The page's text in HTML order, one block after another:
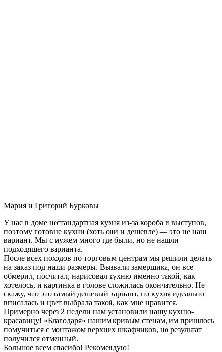
Мария и Григорий Бурковы
У нас в доме нестандартная кухня из-за короба и выступов,
поэтому готовые кухни (хоть они и дешевле) — это не наш
вариант. Мы с мужем много где были, но не нашли
подходящего варианта.
После всех походов по торговым центрам мы решили делать
на заказ под наши размеры. Вызвали замерщика, он все
обмерил, посчитал, нарисовал кухню именно такой, как
хотелось, и картинка в голове сложилась окончательно. Не
скажу, что это самый дешевый вариант, но кухня идеально
вписалась и цвет выбрала такой, как мне нравится.
Примерно через 2 недели нам установили нашу кухню-
красавицу! «Благодаря» нашим кривым стенам, им пришлось
помучиться с монтажом верхних шкафчиков, но результат
получился отменный.
Большое всем спасибо! Рекомендую!